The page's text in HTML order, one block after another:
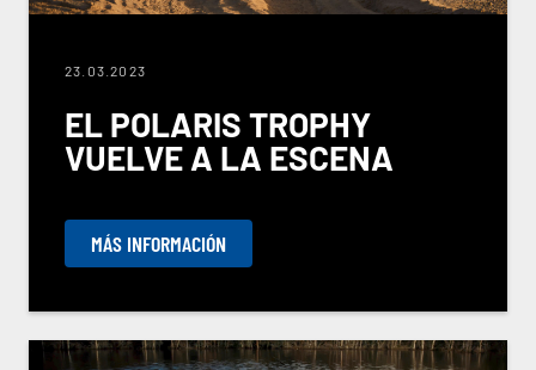
23.03.2023
EL POLARIS TROPHY
VUELVE A LA ESCENA
MÁS INFORMACIÓN